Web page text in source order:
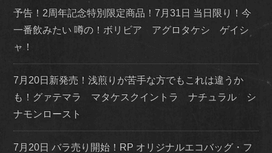
予告！2周年記念特別限定商品！7月31日 当日限り！今
一番飲みたい 噂の！ボリビア アグロタケシ ゲイシ
ャ！
7月20日新発売！浅煎りが苦手な方でもこれは違うか
も！グァテマラ マタケスクイントラ ナチュラル シ
ナモンロースト
7月20日 バラ売り開始！RP オリジナルエコバッグ・フ